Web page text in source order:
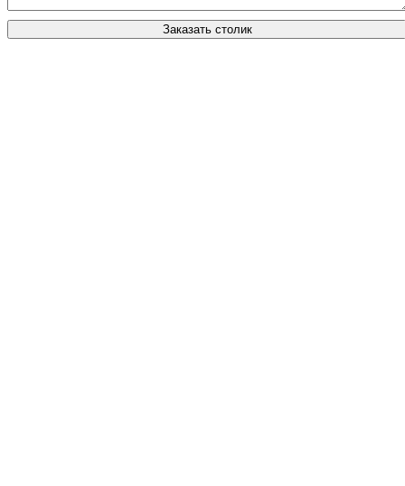
Заказать столик